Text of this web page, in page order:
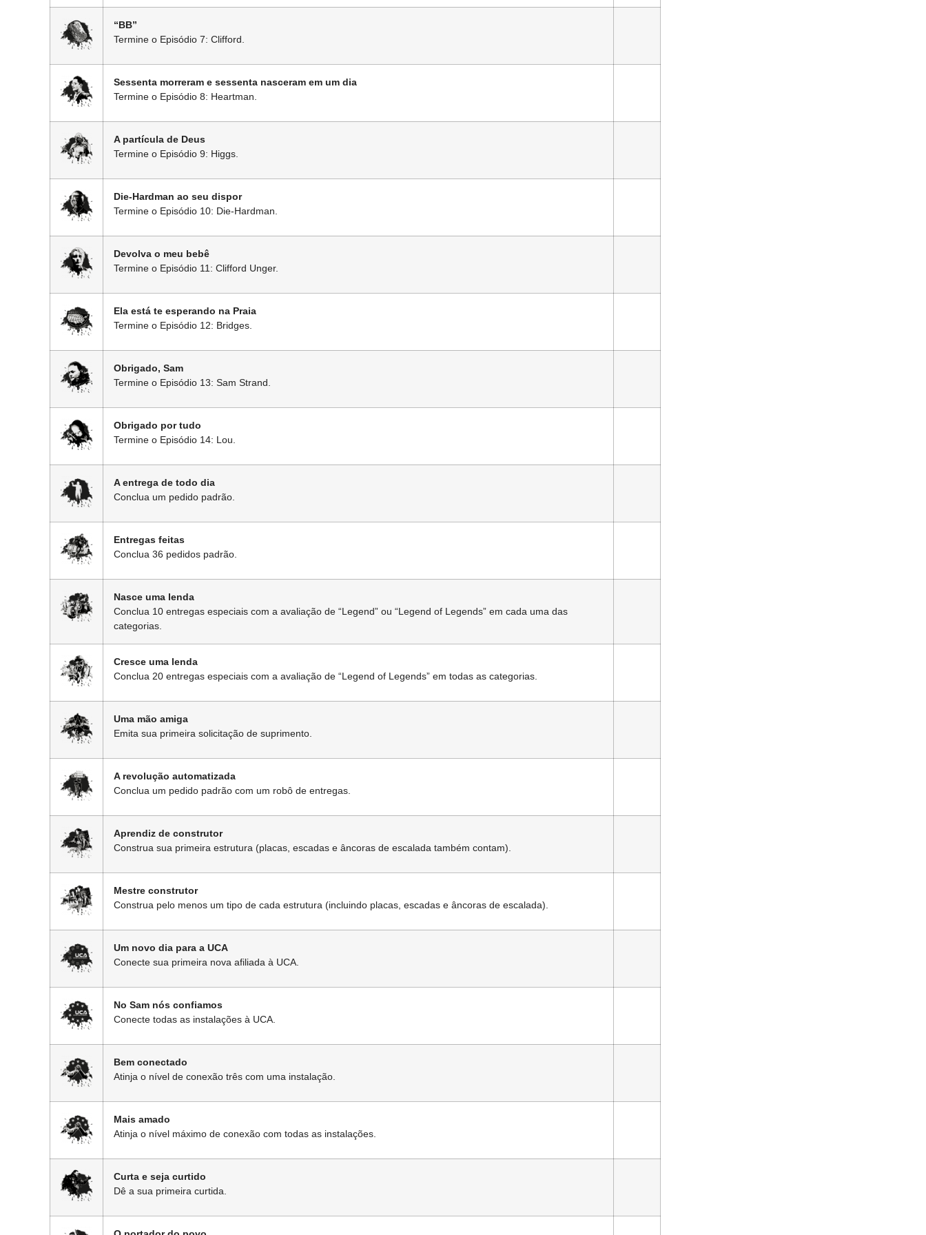
“BB”
Termine o Episódio 7: Clifford.
Sessenta morreram e sessenta nasceram em um dia
Termine o Episódio 8: Heartman.
A partícula de Deus
Termine o Episódio 9: Higgs.
Die-Hardman ao seu dispor
Termine o Episódio 10: Die-Hardman.
Devolva o meu bebê
Termine o Episódio 11: Clifford Unger.
Ela está te esperando na Praia
Termine o Episódio 12: Bridges.
Obrigado, Sam
Termine o Episódio 13: Sam Strand.
Obrigado por tudo
Termine o Episódio 14: Lou.
A entrega de todo dia
Conclua um pedido padrão.
Entregas feitas
Conclua 36 pedidos padrão.
Nasce uma lenda
Conclua 10 entregas especiais com a avaliação de “Legend” ou “Legend of Legends” em cada uma das
categorias.
Cresce uma lenda
Conclua 20 entregas especiais com a avaliação de “Legend of Legends” em todas as categorias.
Uma mão amiga
Emita sua primeira solicitação de suprimento.
A revolução automatizada
Conclua um pedido padrão com um robô de entregas.
Aprendiz de construtor
Construa sua primeira estrutura (placas, escadas e âncoras de escalada também contam).
Mestre construtor
Construa pelo menos um tipo de cada estrutura (incluindo placas, escadas e âncoras de escalada).
Um novo dia para a UCA
Conecte sua primeira nova afiliada à UCA.
No Sam nós confiamos
Conecte todas as instalações à UCA.
Bem conectado
Atinja o nível de conexão três com uma instalação.
Mais amado
Atinja o nível máximo de conexão com todas as instalações.
Curta e seja curtido
Dê a sua primeira curtida.